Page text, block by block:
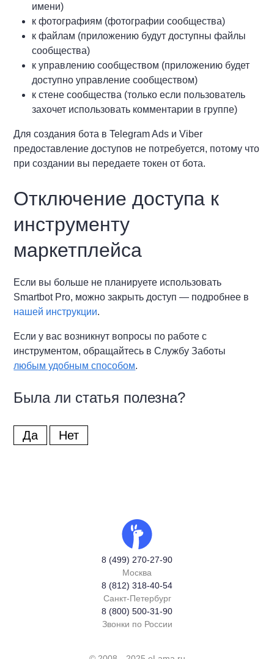
имени)
к фотографиям (фотографии сообщества)
к файлам (приложению будут доступны файлы
сообщества)
к управлению сообществом (приложению будет
доступно управление сообществом)
к стене сообщества (только если пользователь
захочет использовать комментарии в группе)
Для создания бота в Telegram Ads и Viber
предоставление доступов не потребуется, потому что
при создании вы передаете токен от бота.
Отключение доступа к
инструменту
маркетплейса
Если вы больше не планируете использовать
Smartbot Pro, можно закрыть доступ — подробнее в
нашей инструкции.
Если у вас возникнут вопросы по работе с
инструментом, обращайтесь в Службу Заботы
любым удобным способом.
Была ли статья полезна?
Да Нет
8 (499) 270-27-90
Москва
8 (812) 318-40-54
Санкт-Петербург
8 (800) 500-31-90
Звонки по России